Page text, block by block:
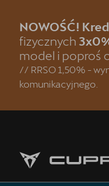
NOWOŚĆ!
fizycznych
model i poproś
// RRSO 1,50% -
komunikacyjnego.
Strona główna
Modele CUPRA
Jazda próbna CUPRĄ
Oferta i aktualności